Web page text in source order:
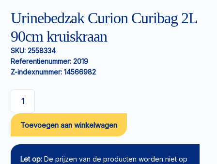
Urinebedzak Curion Curibag 2L
90cm kruiskraan
SKU: 2558334
Referentienummer: 2019
Z-indexnummer: 14566982
Urinebedzak
Curion
Curibag
2L
90cm
kruiskraan
Toevoegen aan winkelwagen
Let op: De prijzen van de producten worden niet op